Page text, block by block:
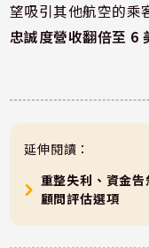
望吸引其他航空的乘
忠誠度營收翻倍至 6
延伸閱讀：
重整失利、資金
顧問評估選項